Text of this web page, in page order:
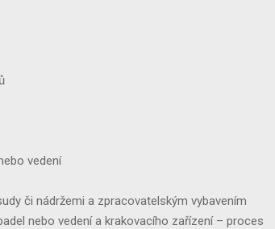
vedení
či nádržemi a zpracovatelským vybavením
nebo vedení a krakovacího zařízení – proces